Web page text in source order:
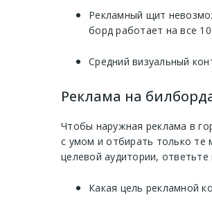
Рекламный щит
борд работает на все
Средний визуальный
Реклама на
Чтобы наружная реклама в
с умом и отбирать только те
целевой аудитории,
Какая цель рекламной